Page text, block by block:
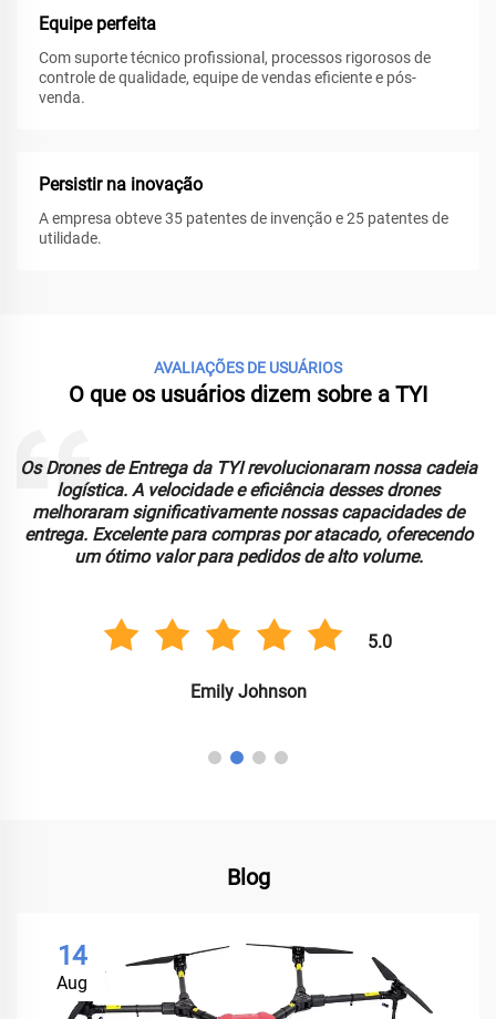
Equipe perfeita
Com suporte técnico profissional, processos rigorosos de
controle de qualidade, equipe de vendas eficiente e pós-
venda.
Persistir na inovação
A empresa obteve 35 patentes de invenção e 25 patentes de
utilidade.
AVALIAÇÕES DE USUÁRIOS
O que os usuários dizem sobre a TYI
Os Drones de Entrega da TYI revolucionaram nossa cadeia
logística. A velocidade e eficiência desses drones
melhoraram significativamente nossas capacidades de
entrega. Excelente para compras por atacado, oferecendo
um ótimo valor para pedidos de alto volume.
5.0
Emily Johnson
Blog
14
Aug